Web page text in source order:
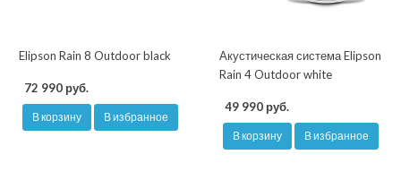
Elipson Rain 8 Outdoor black
72 990 руб.
В корзину В избранное
Акустическая система Elipson
Rain 4 Outdoor white
49 990 руб.
В корзину В избранное